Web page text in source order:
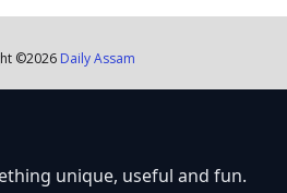
©2026 Daily Assam
unique, useful and fun.